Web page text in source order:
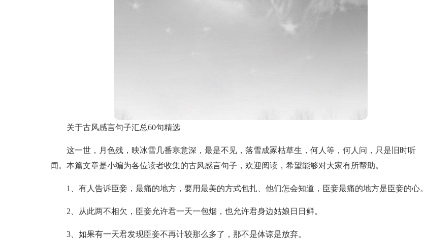
关于古风感言句子汇总60句精选
这一世，月色残，映冰雪几番寒意深，最是不见，落雪成冢枯草生，何人等，何人问，只是旧时听
闻。本篇文章是小编为各位读者收集的古风感言句子，欢迎阅读，希望能够对大家有所帮助。
1、有人告诉臣妾，最痛的地方，要用最美的方式包扎、他们怎会知道，臣妾最痛的地方是臣妾的心。
2、从此两不相欠，臣妾允许君一天一包烟，也允许君身边姑娘日日鲜。
3、如果有一天君发现臣妾不再计较那么多了，那不是体谅是放弃。